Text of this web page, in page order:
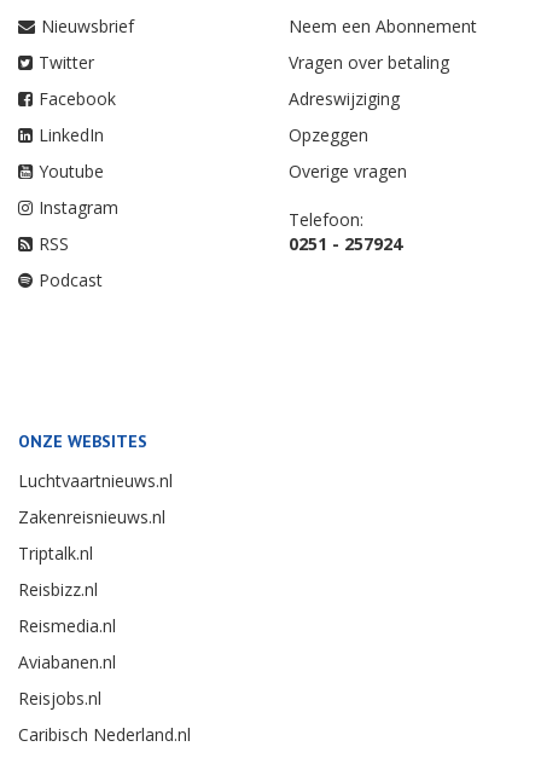
Nieuwsbrief
Twitter
Facebook
LinkedIn
Youtube
Instagram
RSS
Podcast
Neem een Abonnement
Vragen over betaling
Adreswijziging
Opzeggen
Overige vragen
Telefoon:
0251 - 257924
ONZE WEBSITES
Luchtvaartnieuws.nl
Zakenreisnieuws.nl
Triptalk.nl
Reisbizz.nl
Reismedia.nl
Aviabanen.nl
Reisjobs.nl
Caribisch Nederland.nl